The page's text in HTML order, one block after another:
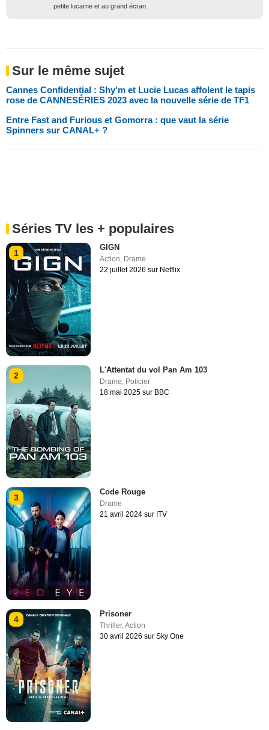
petite lucarne et au grand écran.
Sur le même sujet
Cannes Confidential : Shy'm et Lucie Lucas affolent le tapis
rose de CANNESÉRIES 2023 avec la nouvelle série de TF1
Entre Fast and Furious et Gomorra : que vaut la série
Spinners sur CANAL+ ?
Séries TV les + populaires
1
GIGN
Action, Drame
22 juillet 2026 sur Netflix
2
L'Attentat du vol Pan Am 103
Drame Policier
18 mai 2025 sur BBC
3
Code Rouge
Drame
21 avril 2024 sur ITV
4
Prisoner
Thriller,Action
30 avril 2026 sur Sky One